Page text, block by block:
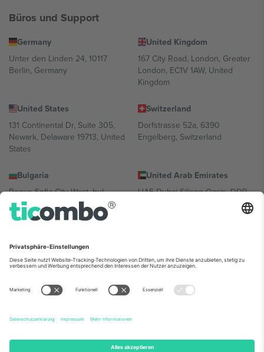
Büros und Support
Germany
Unter den Linden 24, 10117
Berlin, Germany
United Kingdom
167 City Road, London, Greater
London, EC1V 1AW, United
Kingdom
United States
131 Continental Dr, Suite 305,
Newark, Delaware 19713, United
States
Switzerland
Dorfstrasse 52a, 6390
Engelberg, Switzerland
Bulgaria
Regus Sofia City West, bul
Totleben 53-55, 1606 Sofia,
Bulgaria
United Arab Emirates
UAE Dubai Silicon Oasis, DDP
Building A1, Office 302, Dubai,
Mexico
Av Chapultepec 360, Roma
Norte, Cuauhtémoc, 06700
Ciudad de México, CDMX,
Mexico
Die juristische Person des Plattformanbieters kann je nach
Informationen finden Sie auf der jeweiligen Veranstaltungsseite, im